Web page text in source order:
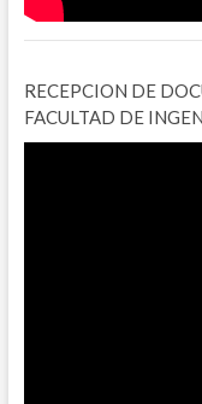
RECEPCION DE
FACULTAD DE